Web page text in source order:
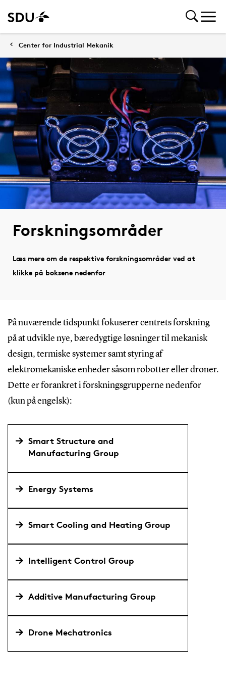
Center for Industrial Mekanik
Forskningsområder
Læs mere om de respektive forskningsområder ved at
klikke på boksene nedenfor
På nuværende tidspunkt fokuserer centrets forskning
på at udvikle nye, bæredygtige løsninger til mekanisk
design, termiske systemer samt styring af
elektromekaniske enheder såsom robotter eller droner.
Dette er forankret i forskningsgrupperne nedenfor
(kun på engelsk):
Smart Structure and
Manufacturing Group
Energy Systems
Smart Cooling and Heating Group
Intelligent Control Group
Additive Manufacturing Group
Drone Mechatronics